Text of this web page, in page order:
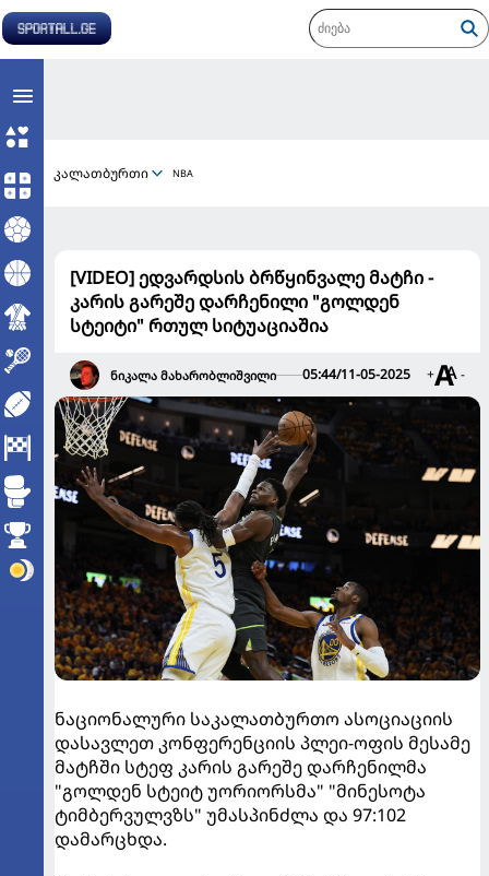
კალათბურთი NBA
[VIDEO] ედვარდსის ბრწყინვალე მატჩი -
კარის გარეშე დარჩენილი "გოლდენ
სტეიტი" რთულ სიტუაციაშია
ნიკალა მახარობლიშვილი 05:44/11-05-2025 + -
ნაციონალური საკალათბურთო ასოციაციის
დასავლეთ კონფერენციის პლეი-ოფის მესამე
მატჩში სტეფ კარის გარეშე დარჩენილმა
"გოლდენ სტეიტ უორიორსმა" "მინესოტა
ტიმბერვულვზს" უმასპინძლა და 97:102
დამარცხდა.